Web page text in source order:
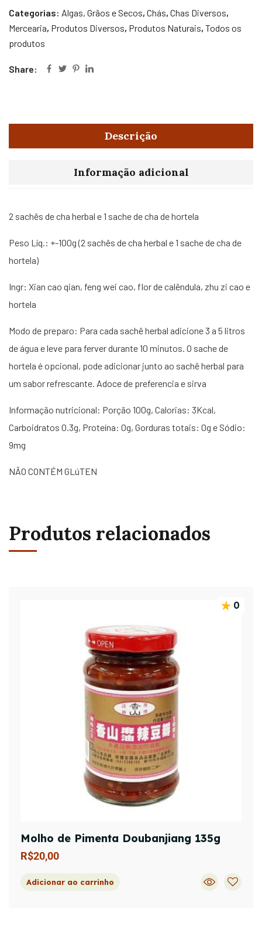
Categorias: Algas, Grãos e Secos, Chás, Chas Diversos,
Mercearia, Produtos Diversos, Produtos Naturais, Todos os
produtos
Share:
Descrição
Informação adicional
2 sachês de cha herbal e 1 sache de cha de hortela
Peso Líq.: +-100g (2 sachês de cha herbal e 1 sache de cha de
hortela)
Ingr: Xian cao qian, feng wei cao, flor de calêndula, zhu zi cao e
hortela
Modo de preparo: Para cada sachê herbal adicione 3 a 5 litros
de água e leve para ferver durante 10 minutos. O sache de
hortela é opcional, pode adicionar junto ao sachê herbal para
um sabor refrescante. Adoce de preferencia e sirva
Informação nutricional: Porção 100g, Calorias: 3Kcal,
Carboidratos 0.3g, Proteína: 0g, Gorduras totais: 0g e Sódio:
9mg
NÃO CONTÉM GLúTEN
Produtos relacionados
0
Molho de Pimenta Doubanjiang 135g
R$20,00
Adicionar ao carrinho